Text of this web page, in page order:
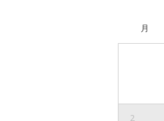
月
2